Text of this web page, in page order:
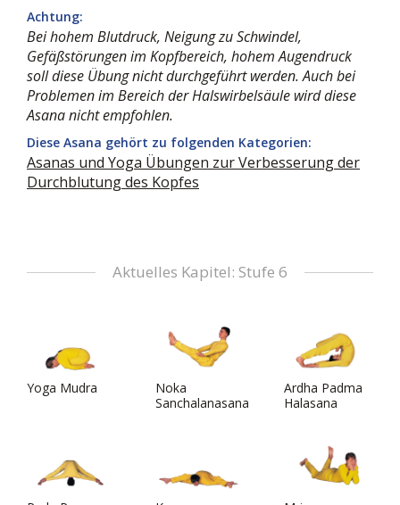
Achtung:
Bei hohem Blutdruck, Neigung zu Schwindel,
Gefäßstörungen im Kopfbereich, hohem Augendruck
soll diese Übung nicht durchgeführt werden. Auch bei
Problemen im Bereich der Halswirbelsäule wird diese
Asana nicht empfohlen.
Diese Asana gehört zu folgenden Kategorien:
Asanas und Yoga Übungen zur Verbesserung der
Durchblutung des Kopfes
Aktuelles Kapitel: Stufe 6
Yoga Mudra
Noka
Sanchalanasana
Ardha Padma
Halasana